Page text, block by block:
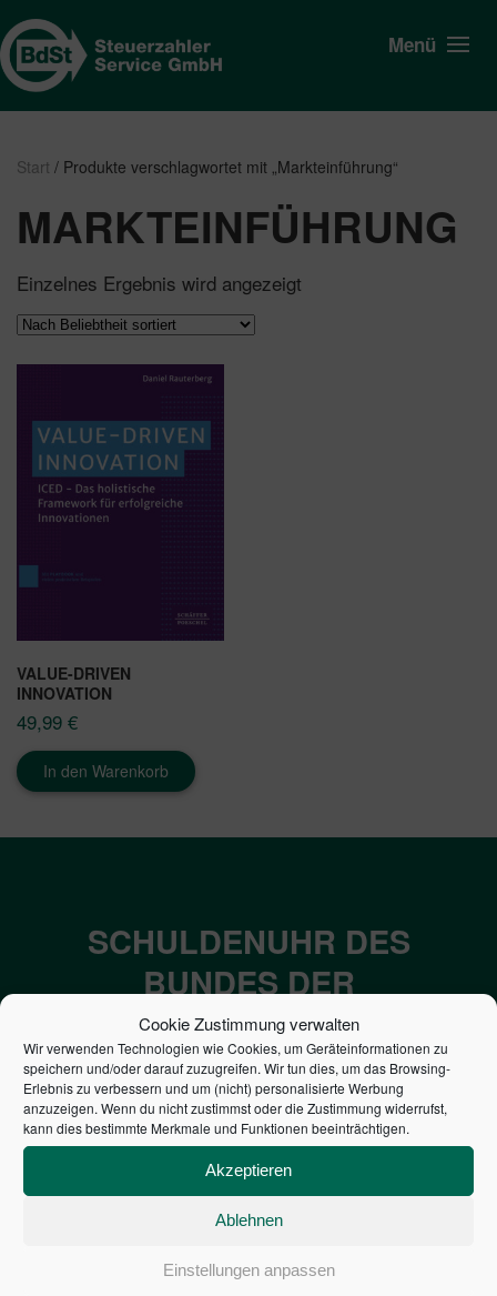
Cookie Zustimmung verwalten
Wir verwenden Technologien wie Cookies, um Geräteinformationen zu
speichern und/oder darauf zuzugreifen. Wir tun dies, um das Browsing-
Erlebnis zu verbessern und um (nicht) personalisierte Werbung
anzuzeigen. Wenn du nicht zustimmst oder die Zustimmung widerrufst,
kann dies bestimmte Merkmale und Funktionen beeinträchtigen.
Akzeptieren
Ablehnen
Einstellungen anpassen
Menü
Start / Produkte verschlagwortet mit „Markteinführung“
MARKTEINFÜHRUNG
Einzelnes Ergebnis wird angezeigt
VALUE-DRIVEN
INNOVATION
49,99 €
In den Warenkorb
SCHULDENUHR DES
BUNDES DER
STEUERZAHLER
7,052€
NEUVERSCHULDUNG